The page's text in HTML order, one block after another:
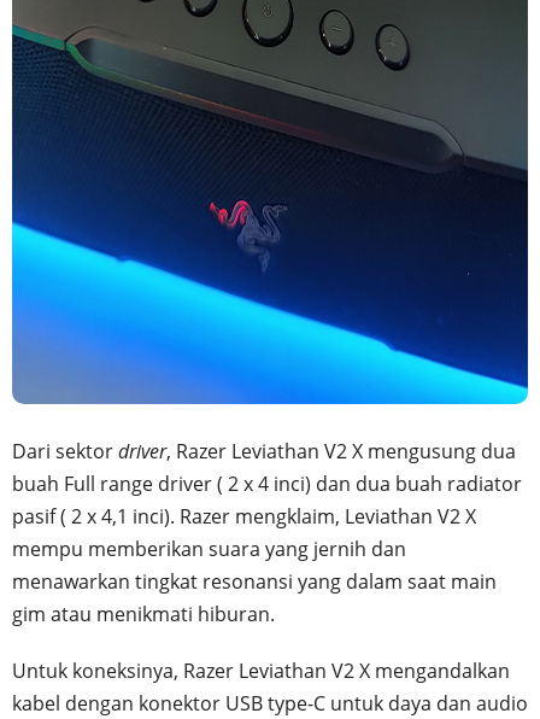
Dari sektordriver, Razer Leviathan V2 X mengusung dua
buah Full range driver ( 2 x 4 inci) dan dua buah radiator
pasif ( 2 x 4,1 inci). Razer mengklaim, Leviathan V2 X
mempu memberikan suara yang jernih dan
menawarkan tingkat resonansi yang dalam saat main
gim atau menikmati hiburan.
Untuk koneksinya, Razer Leviathan V2 X mengandalkan
kabel dengan konektor USB type-C untuk daya dan audio